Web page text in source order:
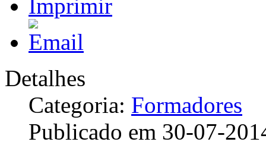
Detalhes
Categoria: Formadores
Publicado em 30-07-